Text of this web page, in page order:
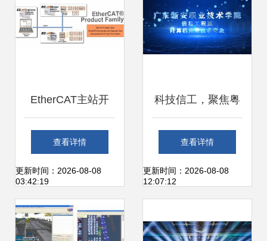
EtherCAT主站开
发“利器”——EC-
Master软件协议栈
的技术解析与应用
查看详情
更新时间：2026-08-08
03:42:19
科技信工，聚焦粤
港澳——广东新安
职业技术学院信息
查看详情
更新时间：2026-08-08
12:07:12